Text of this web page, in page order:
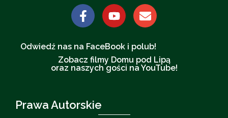
Odwiedź nas na FaceBook i polub!
Zobacz filmy Domu pod Lipą
oraz naszych gości na YouTube!
Prawa Autorskie